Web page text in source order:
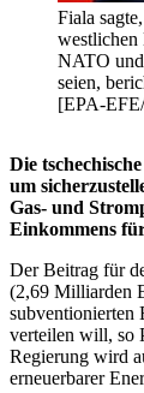
Fiala
westlichen
NATO
seien,
[EPA-
Die
um
Gas- und
Einkommens
Der Beitrag für
(2,69 Milliarden
subventionierten
verteilen will, so
Regierung wird
erneuerbarer